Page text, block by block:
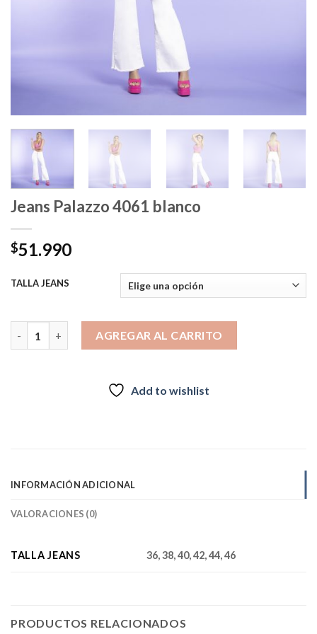
Jeans Palazzo 4061 blanco
$51.990
TALLA JEANS
AGREGAR AL CARRITO
Add to wishlist
INFORMACIÓN ADICIONAL
VALORACIONES (0)
TALLA JEANS 36, 38, 40, 42, 44, 46
PRODUCTOS RELACIONADOS